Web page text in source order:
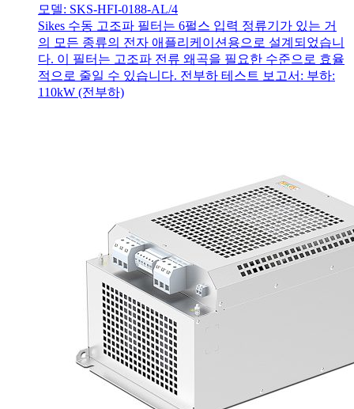
모델: SKS-HFI-0188-AL/4
Sikes 수동 고조파 필터는 6펄스 입력 정류기가 있는 거
의 모든 종류의 전자 애플리케이션용으로 설계되었습니
다. 이 필터는 고조파 전류 왜곡을 필요한 수준으로 효율
적으로 줄일 수 있습니다. 전부하 테스트 보고서: 부하:
110kW (전부하)